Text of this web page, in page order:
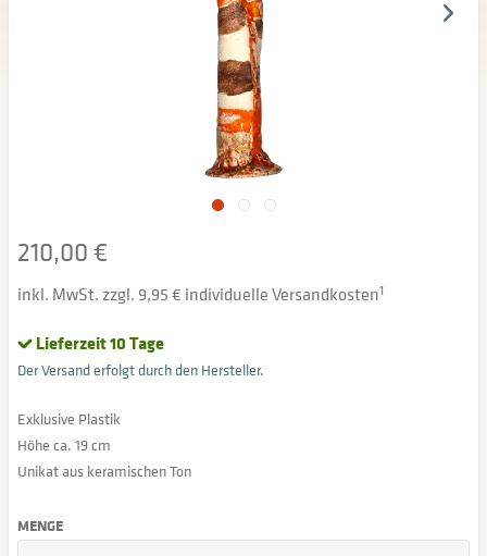
210,00 €
inkl. MwSt. zzgl. 9,95 € individuelle Versandkosten1
Lieferzeit 10 Tage
Der Versand erfolgt durch den Hersteller.
Exklusive Plastik
Höhe ca. 19 cm
Unikat aus keramischen Ton
MENGE